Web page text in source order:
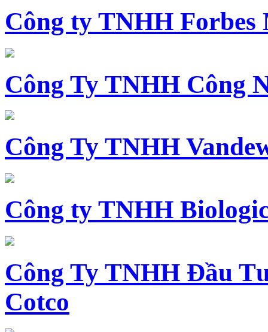
Công ty TNHH
Công Ty TNHH Công
Công Ty TNHH
Công ty TNHH
Công Ty TNHH Đầu
Cotco